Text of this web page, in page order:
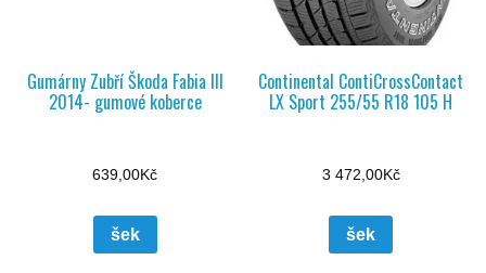
Gumárny Zubří Škoda Fabia III
2014- gumové koberce
639,00Kč
šek
Continental ContiCrossContact
LX Sport 255/55 R18 105 H
3 472,00Kč
šek